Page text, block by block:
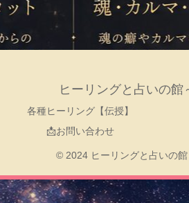
ヒーリングと占いの館
各種ヒーリング【伝授】
📩お問い合わせ
© 2024 ヒーリングと占いの館